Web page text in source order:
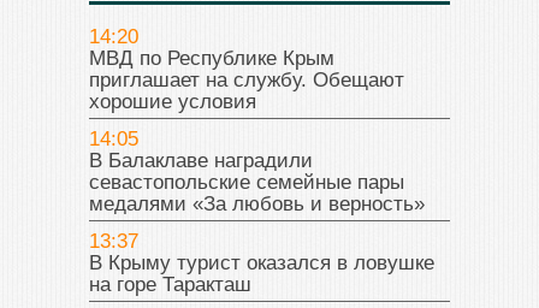
14:20
МВД по Республике Крым
приглашает на службу. Обещают
хорошие условия
14:05
В Балаклаве наградили
севастопольские семейные пары
медалями «За любовь и верность»
13:37
В Крыму турист оказался в ловушке
на горе Таракташ